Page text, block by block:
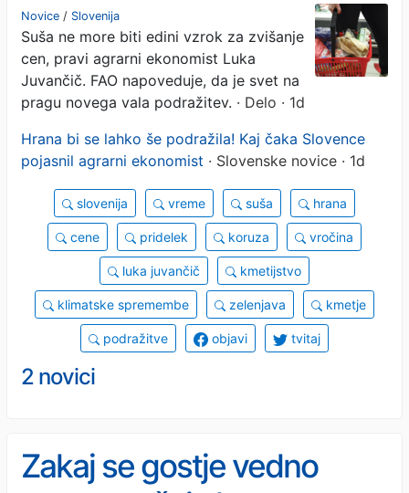
Novice / Slovenija
Suša ne more biti edini vzrok za zvišanje
cen, pravi agrarni ekonomist Luka
Juvančič. FAO napoveduje, da je svet na
pragu novega vala podražitev. · Delo · 1d
Hrana bi se lahko še podražila! Kaj čaka Slovence
pojasnil agrarni ekonomist · Slovenske novice · 1d
slovenija vreme suša hrana
cene pridelek koruza vročina
luka juvančič kmetijstvo
klimatske spremembe zelenjava kmetje
podražitve objavi tvitaj
2 novici
Zakaj se gostje vedno